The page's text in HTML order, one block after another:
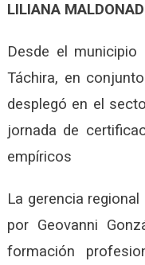
LILIANA
Desde el municipio
Táchira, en
desplegó en el
jornada de
empíricos
La gerencia
por Geovanni
formación